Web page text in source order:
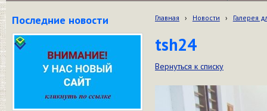
Последние новости Главная › Новости › Галерея
tsh24
Вернуться к списку